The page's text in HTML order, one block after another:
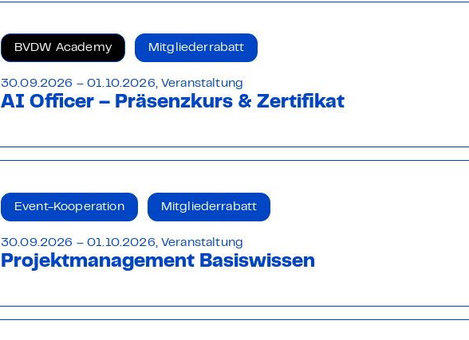
BVDW Academy Mitgliederrabatt
30.09.2026 – 01.10.2026, Veranstaltung
AI Officer – Präsenzkurs & Zertifikat
Event-Kooperation Mitgliederrabatt
30.09.2026 – 01.10.2026, Veranstaltung
Projektmanagement Basiswissen